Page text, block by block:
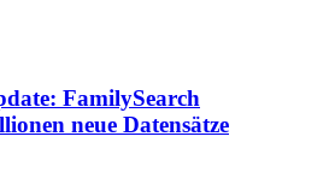
FamilySearch
neue Datensätze